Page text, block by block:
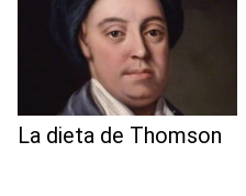
La dieta de Thomson